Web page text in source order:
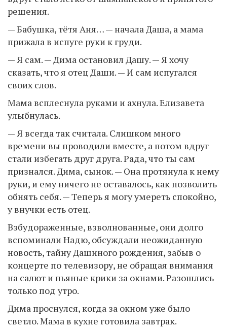
решения.
— Бабушка, тётя Аня… — начала Даша, а мама
прижала в испуге руки к груди.
— Я сам. — Дима остановил Дашу. — Я хочу
сказать, что я отец Даши. — И сам испугался
своих слов.
Мама всплеснула руками и ахнула. Елизавета
улыбнулась.
— Я всегда так считала. Слишком много
времени вы проводили вместе, а потом вдруг
стали избегать друг друга. Рада, что ты сам
признался. Дима, сынок. — Она протянула к нему
руки, и ему ничего не оставалось, как позволить
обнять себя. — Теперь я могу умереть спокойно,
у внучки есть отец.
Взбудораженные, взволнованные, они долго
вспоминали Надю, обсуждали неожиданную
новость, тайну Дашиного рождения, забыв о
концерте по телевизору, не обращая внимания
на салют и пьяные крики за окнами. Разошлись
только под утро.
Дима проснулся, когда за окном уже было
светло. Мама в кухне готовила завтрак.